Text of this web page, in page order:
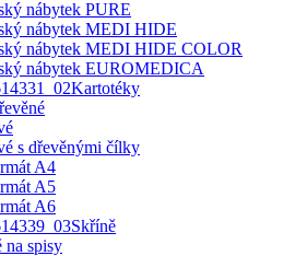
nábytek PURE
nábytek MEDI HIDE
nábytek MEDI HIDE COLOR
nábytek EUROMEDICA
Kartotéky
s dřevěnými čílky
A4
A5
A6
Skříně
na spisy